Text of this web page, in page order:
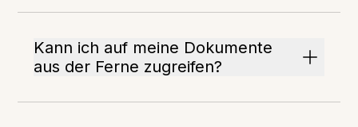
Kann ich auf meine Dokumente
aus der Ferne zugreifen?